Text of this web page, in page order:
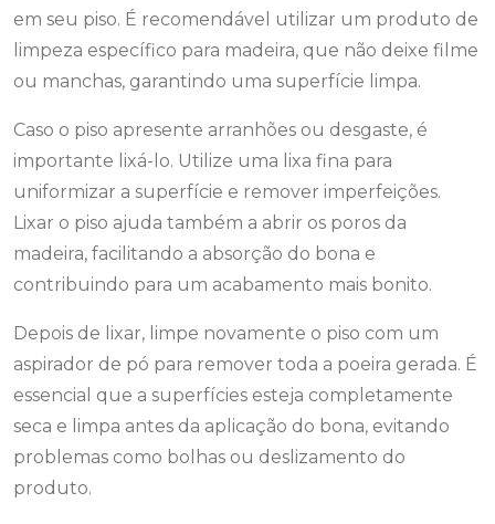
em seu piso. É recomendável utilizar um produto de
limpeza específico para madeira, que não deixe filme
ou manchas, garantindo uma superfície limpa.
Caso o piso apresente arranhões ou desgaste, é
importante lixá-lo. Utilize uma lixa fina para
uniformizar a superfície e remover imperfeições.
Lixar o piso ajuda também a abrir os poros da
madeira, facilitando a absorção do bona e
contribuindo para um acabamento mais bonito.
Depois de lixar, limpe novamente o piso com um
aspirador de pó para remover toda a poeira gerada. É
essencial que a superfícies esteja completamente
seca e limpa antes da aplicação do bona, evitando
problemas como bolhas ou deslizamento do
produto.